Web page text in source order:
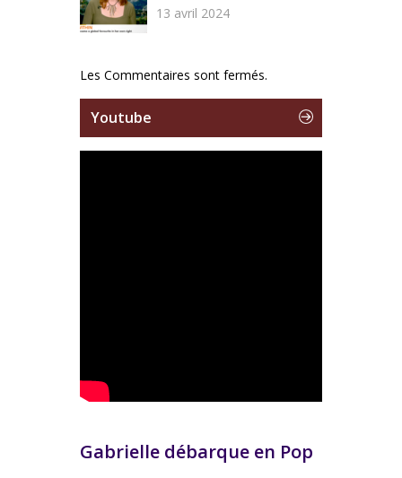
13 avril 2024
Les Commentaires sont fermés.
Youtube
Gabrielle débarque en Pop